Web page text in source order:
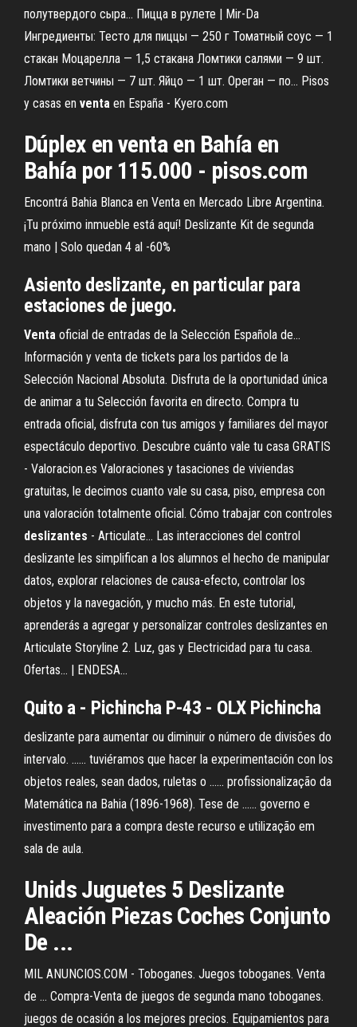
полутвердого сыра... Пицца в рулете | Mir-Da
Ингредиенты: Тесто для пиццы — 250 г Томатный соус — 1
стакан Моцарелла — 1,5 стакана Ломтики салями — 9 шт.
Ломтики ветчины — 7 шт. Яйцо — 1 шт. Ореган — по... Pisos
y casas en venta en España - Kyero.com
Dúplex en venta en Bahía en
Bahía por 115.000 - pisos.com
Encontrá Bahia Blanca en Venta en Mercado Libre Argentina.
¡Tu próximo inmueble está aquí! Deslizante Kit de segunda
mano | Solo quedan 4 al -60%
Asiento deslizante, en particular para
estaciones de juego.
Venta oficial de entradas de la Selección Española de…
Información y venta de tickets para los partidos de la
Selección Nacional Absoluta. Disfruta de la oportunidad única
de animar a tu Selección favorita en directo. Compra tu
entrada oficial, disfruta con tus amigos y familiares del mayor
espectáculo deportivo. Descubre cuánto vale tu casa GRATIS
- Valoracion.es Valoraciones y tasaciones de viviendas
gratuitas, le decimos cuanto vale su casa, piso, empresa con
una valoración totalmente oficial. Cómo trabajar con controles
deslizantes - Articulate… Las interacciones del control
deslizante les simplifican a los alumnos el hecho de manipular
datos, explorar relaciones de causa-efecto, controlar los
objetos y la navegación, y mucho más. En este tutorial,
aprenderás a agregar y personalizar controles deslizantes en
Articulate Storyline 2. Luz, gas y Electricidad para tu casa.
Ofertas... | ENDESA…
Quito a - Pichincha P-43 - OLX Pichincha
deslizante para aumentar ou diminuir o número de divisões do
intervalo. ...... tuviéramos que hacer la experimentación con los
objetos reales, sean dados, ruletas o ...... profissionalização da
Matemática na Bahia (1896-1968). Tese de ...... governo e
investimento para a compra deste recurso e utilização em
sala de aula.
Unids Juguetes 5 Deslizante
Aleación Piezas Coches Conjunto
De ...
MIL ANUNCIOS.COM - Toboganes. Juegos toboganes. Venta
de ... Compra-Venta de juegos de segunda mano toboganes.
juegos de ocasión a los mejores precios. Equipamientos para